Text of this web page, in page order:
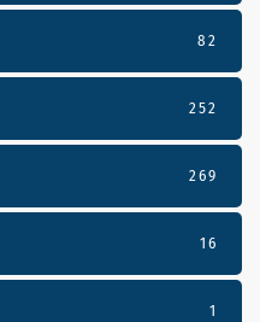
82
252
269
16
1